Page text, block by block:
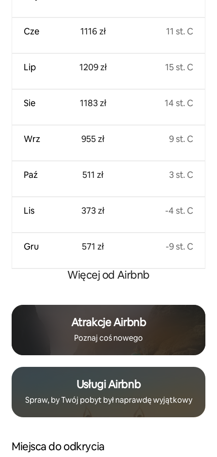
Cze
Lip
Sie
Wrz
Paź
Lis
Gru
1116 zł
1209 zł
1183 zł
955 zł
511 zł
373 zł
571 zł
11 st. C
15 st. C
14 st. C
9 st. C
3 st. C
-4 st. C
-9 st. C
Więcej od Airbnb
Atrakcje Airbnb
Poznaj coś nowego
Usługi Airbnb
Spraw, by Twój pobyt był naprawdę wyjątkowy
Miejsca do odkrycia